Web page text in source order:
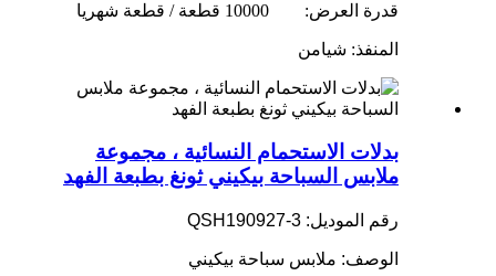
قدرة العرض: 10000 قطعة / قطعة شهريا
المنفذ: شيامن
بدلات الاستحمام النسائية ، مجموعة
ملابس السباحة بيكيني ثونغ بطبعة الفهد
رقم الموديل: QSH190927-3
الوصف: ملابس سباحة بيكيني